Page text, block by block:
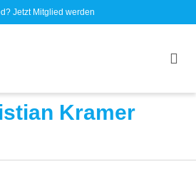
Jetzt Mitglied werden
Kramer